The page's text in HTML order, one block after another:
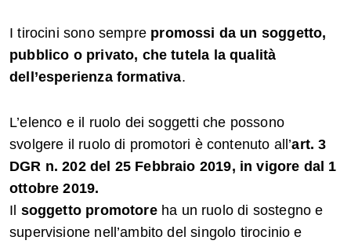
I tirocini sono sempre promossi da un soggetto,
pubblico o privato, che tutela la qualità
dell’esperienza formativa.
L’elenco e il ruolo dei soggetti che possono
svolgere il ruolo di promotori è contenuto all’art. 3
DGR n. 202 del 25 Febbraio 2019, in vigore dal 1
ottobre 2019. ​
Il soggetto promotoreha un ruolo di sostegno e
supervisione nell’ambito del singolo tirocinio e